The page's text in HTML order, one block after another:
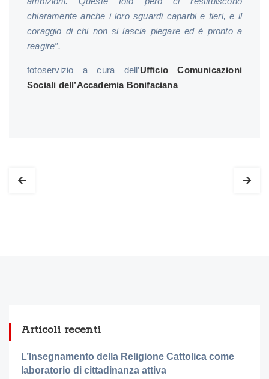
chiaramente anche i loro sguardi caparbi e fieri, e il
coraggio di chi non si lascia piegare ed è pronto a
reagire”.
fotoservizio a cura dell’Ufficio Comunicazioni
Sociali dell’Accademia Bonifaciana
Articoli recenti
L’Insegnamento della Religione Cattolica come
laboratorio di cittadinanza attiva